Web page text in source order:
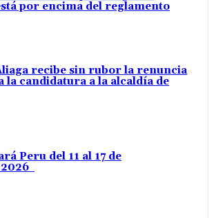
por encima del reglamento
recibe sin rubor la renuncia
la candidatura a la alcaldía de
Peru del 11 al 17 de